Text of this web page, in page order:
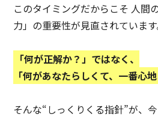
このタイミングだからこそ 人間
力」の重要性が見直されています
「何が正解か？」ではなく、
「何があなたらしくて、一番心
そんな“しっくりくる指針”が、